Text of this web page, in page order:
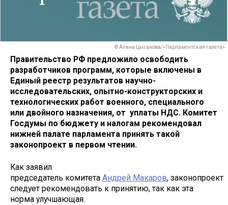
© Алина Цыганова/«Парламентская газета»
Правительство РФ предложило освободить
разработчиков программ, которые включены в
Единый реестр результатов научно-
исследовательских, опытно-конструкторских и
технологических работ военного, специального
или двойного назначения, от уплаты НДС. Комитет
Госдумы по бюджету и налогам рекомендовал
нижней палате парламента принять такой
законопроект в первом чтении.
Как заявил
председатель комитета Андрей Макаров, законопроект
следует рекомендовать к принятию, так как эта
норма улучшающая.